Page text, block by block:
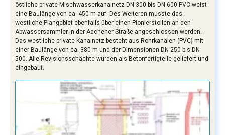
östliche private Mischwasserkanalnetz DN 300 bis DN 600 PVC weist
eine Baulänge von ca. 450 m auf. Des Weiteren musste das
westliche Plangebiet ebenfalls über einen Pionierstollen an den
Abwassersammler in der Aachener Straße angeschlossen werden.
Das westliche private Kanalnetz besteht aus Rohrkanälen (PVC) mit
einer Baulänge von ca. 380 m und der Dimensionen DN 250 bis DN
500. Alle Revisionsschächte wurden als Betonfertigteile geliefert und
eingebaut.